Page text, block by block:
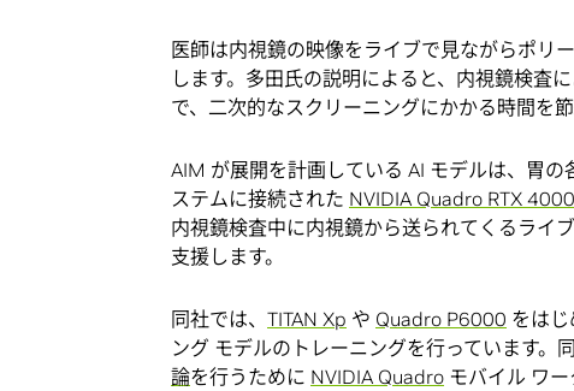
医師は内視鏡の映像をライブで見ながらポリ
します。多田氏の説明によると、内視鏡検査
で、二次的なスクリーニングにかかる時間を
AIM が展開を計画している AI モデルは、胃
ステムに接続された NVIDIA Quadro RTX 4000
内視鏡検査中に内視鏡から送られてくるライ
支援します。
同社では、 TITAN Xp や Quadro P6000 をはじ
ング モデルのトレーニングを行っています。
論を行うために NVIDIA Quadro モバイル ワー